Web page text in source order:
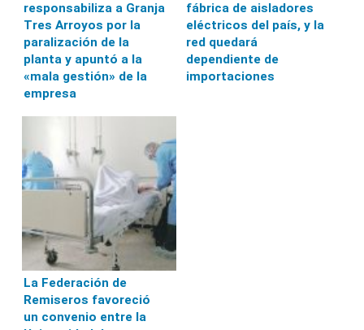
responsabiliza a Granja
Tres Arroyos por la
paralización de la
planta y apuntó a la
«mala gestión» de la
empresa
fábrica de aisladores
eléctricos del país, y la
red quedará
dependiente de
importaciones
La Federación de
Remiseros favoreció
un convenio entre la